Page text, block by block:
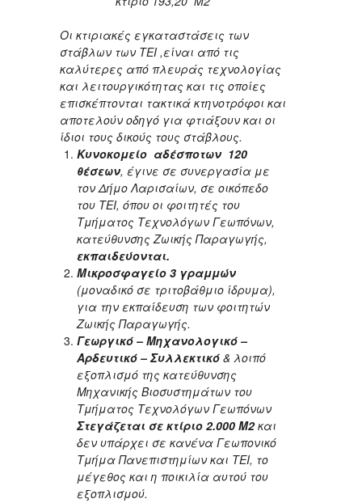
Οι κτιριακές εγκαταστάσεις των
στάβλων των ΤΕΙ ,είναι από τις
καλύτερες από πλευράς τεχνολογίας
και λειτουργικότητας και τις οποίες
επισκέπτονται τακτικά κτηνοτρόφοι και
αποτελούν οδηγό για φτιάξουν και οι
ίδιοι τους δικούς τους στάβλους.
Κυνοκομείο αδέσποτων 120
θέσεων, έγινε σε συνεργασία με
τον Δήμο Λαρισαίων, σε οικόπεδο
του ΤΕΙ, όπου οι φοιτητές του
Τμήματος Τεχνολόγων Γεωπόνων,
κατεύθυνσης Ζωικής Παραγωγής,
εκπαιδεύονται.
Μικροσφαγείο 3 γραμμών
(μοναδικό σε τριτοβάθμιο ίδρυμα),
για την εκπαίδευση των φοιτητών
Ζωικής Παραγωγής.
Γεωργικό – Μηχανολογικό –
Αρδευτικό – Συλλεκτικό & λοιπό
εξοπλισμό της κατεύθυνσης
Μηχανικής Βιοσυστημάτων του
Τμήματος Τεχνολόγων Γεωπόνων
Στεγάζεται σε κτίριο 2.000 Μ2και
δεν υπάρχει σε κανένα Γεωπονικό
Τμήμα Πανεπιστημίων και ΤΕΙ, το
μέγεθος και η ποικιλία αυτού του
εξοπλισμού.